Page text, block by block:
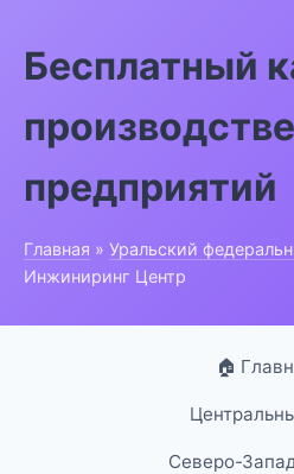
Бесплатный
предприятий
Главная » Уральский
Инжиниринг Центр
🏠
Северо-